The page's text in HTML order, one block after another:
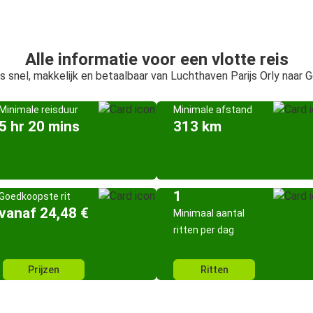
Alle informatie voor een vlotte reis
snel, makkelijk en betaalbaar van Luchthaven Parijs Orly naar
reisduur
hr 20 mins
Minimale afstand
313 km
rit
24,48 €
Prijzen
1
Minimaal aantal
ritten per dag
Ritten